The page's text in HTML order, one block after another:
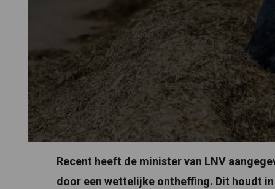
Recent heeft de minister van LNV
door een wettelijke ontheffing. Dit houdt